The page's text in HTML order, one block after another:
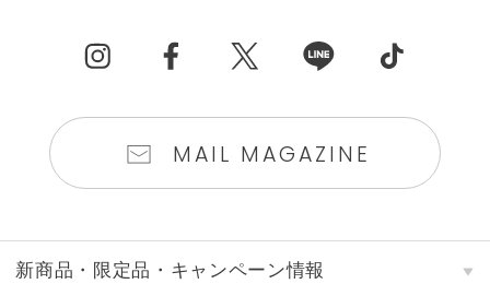
MAIL MAGAZINE
新商品・限定品・キャンペーン情報